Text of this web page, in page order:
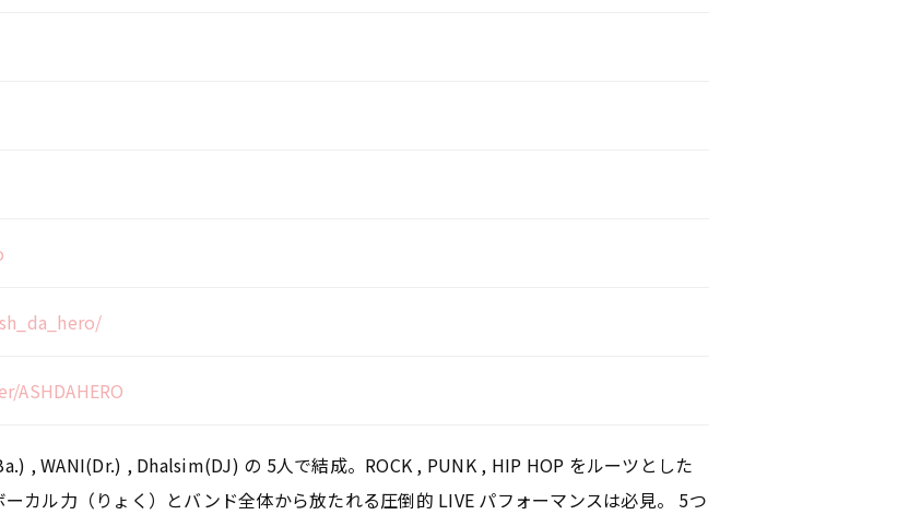
, WANI(Dr.) , Dhalsim(DJ) の 5人で結成。ROCK , PUNK , HIP HOP をルーツとした
カル力（りょく）とバンド全体から放たれる圧倒的 LIVE パフォーマンスは必見。 5つ